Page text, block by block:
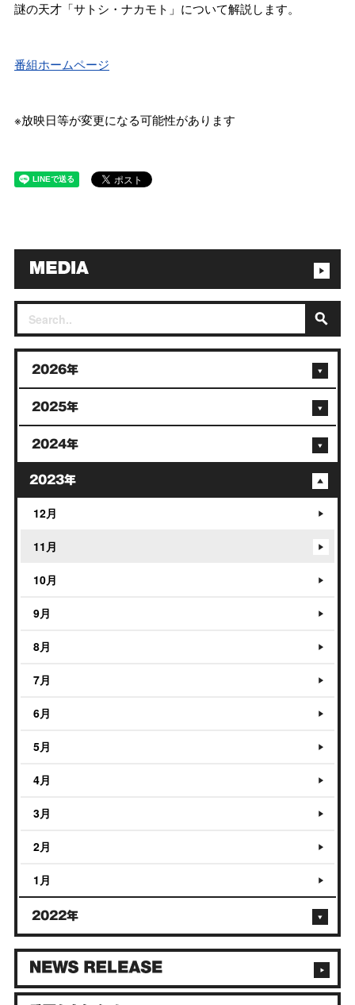
謎の天才「サトシ・ナカモト」について解説します。
番組ホームページ
※放映日等が変更になる可能性があります
2026年
2025年
2024年
2023年
12月
11月
10月
9月
8月
7月
6月
5月
4月
3月
2月
1月
2022年